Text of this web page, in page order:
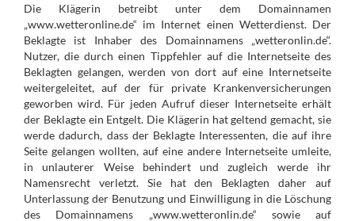
Die Klägerin betreibt unter dem Domainnamen
„www.wetteronline.de“ im Internet einen Wetterdienst. Der
Beklagte ist Inhaber des Domainnamens „wetteronlin.de“.
Nutzer, die durch einen Tippfehler auf die Internetseite des
Beklagten gelangen, werden von dort auf eine Internetseite
weitergeleitet, auf der für private Krankenversicherungen
geworben wird. Für jeden Aufruf dieser Internetseite erhält
der Beklagte ein Entgelt. Die Klägerin hat geltend gemacht, sie
werde dadurch, dass der Beklagte Interessenten, die auf ihre
Seite gelangen wollten, auf eine andere Internetseite umleite,
in unlauterer Weise behindert und zugleich werde ihr
Namensrecht verletzt. Sie hat den Beklagten daher auf
Unterlassung der Benutzung und Einwilligung in die Löschung
des Domainnamens „www.wetteronlin.de“ sowie auf